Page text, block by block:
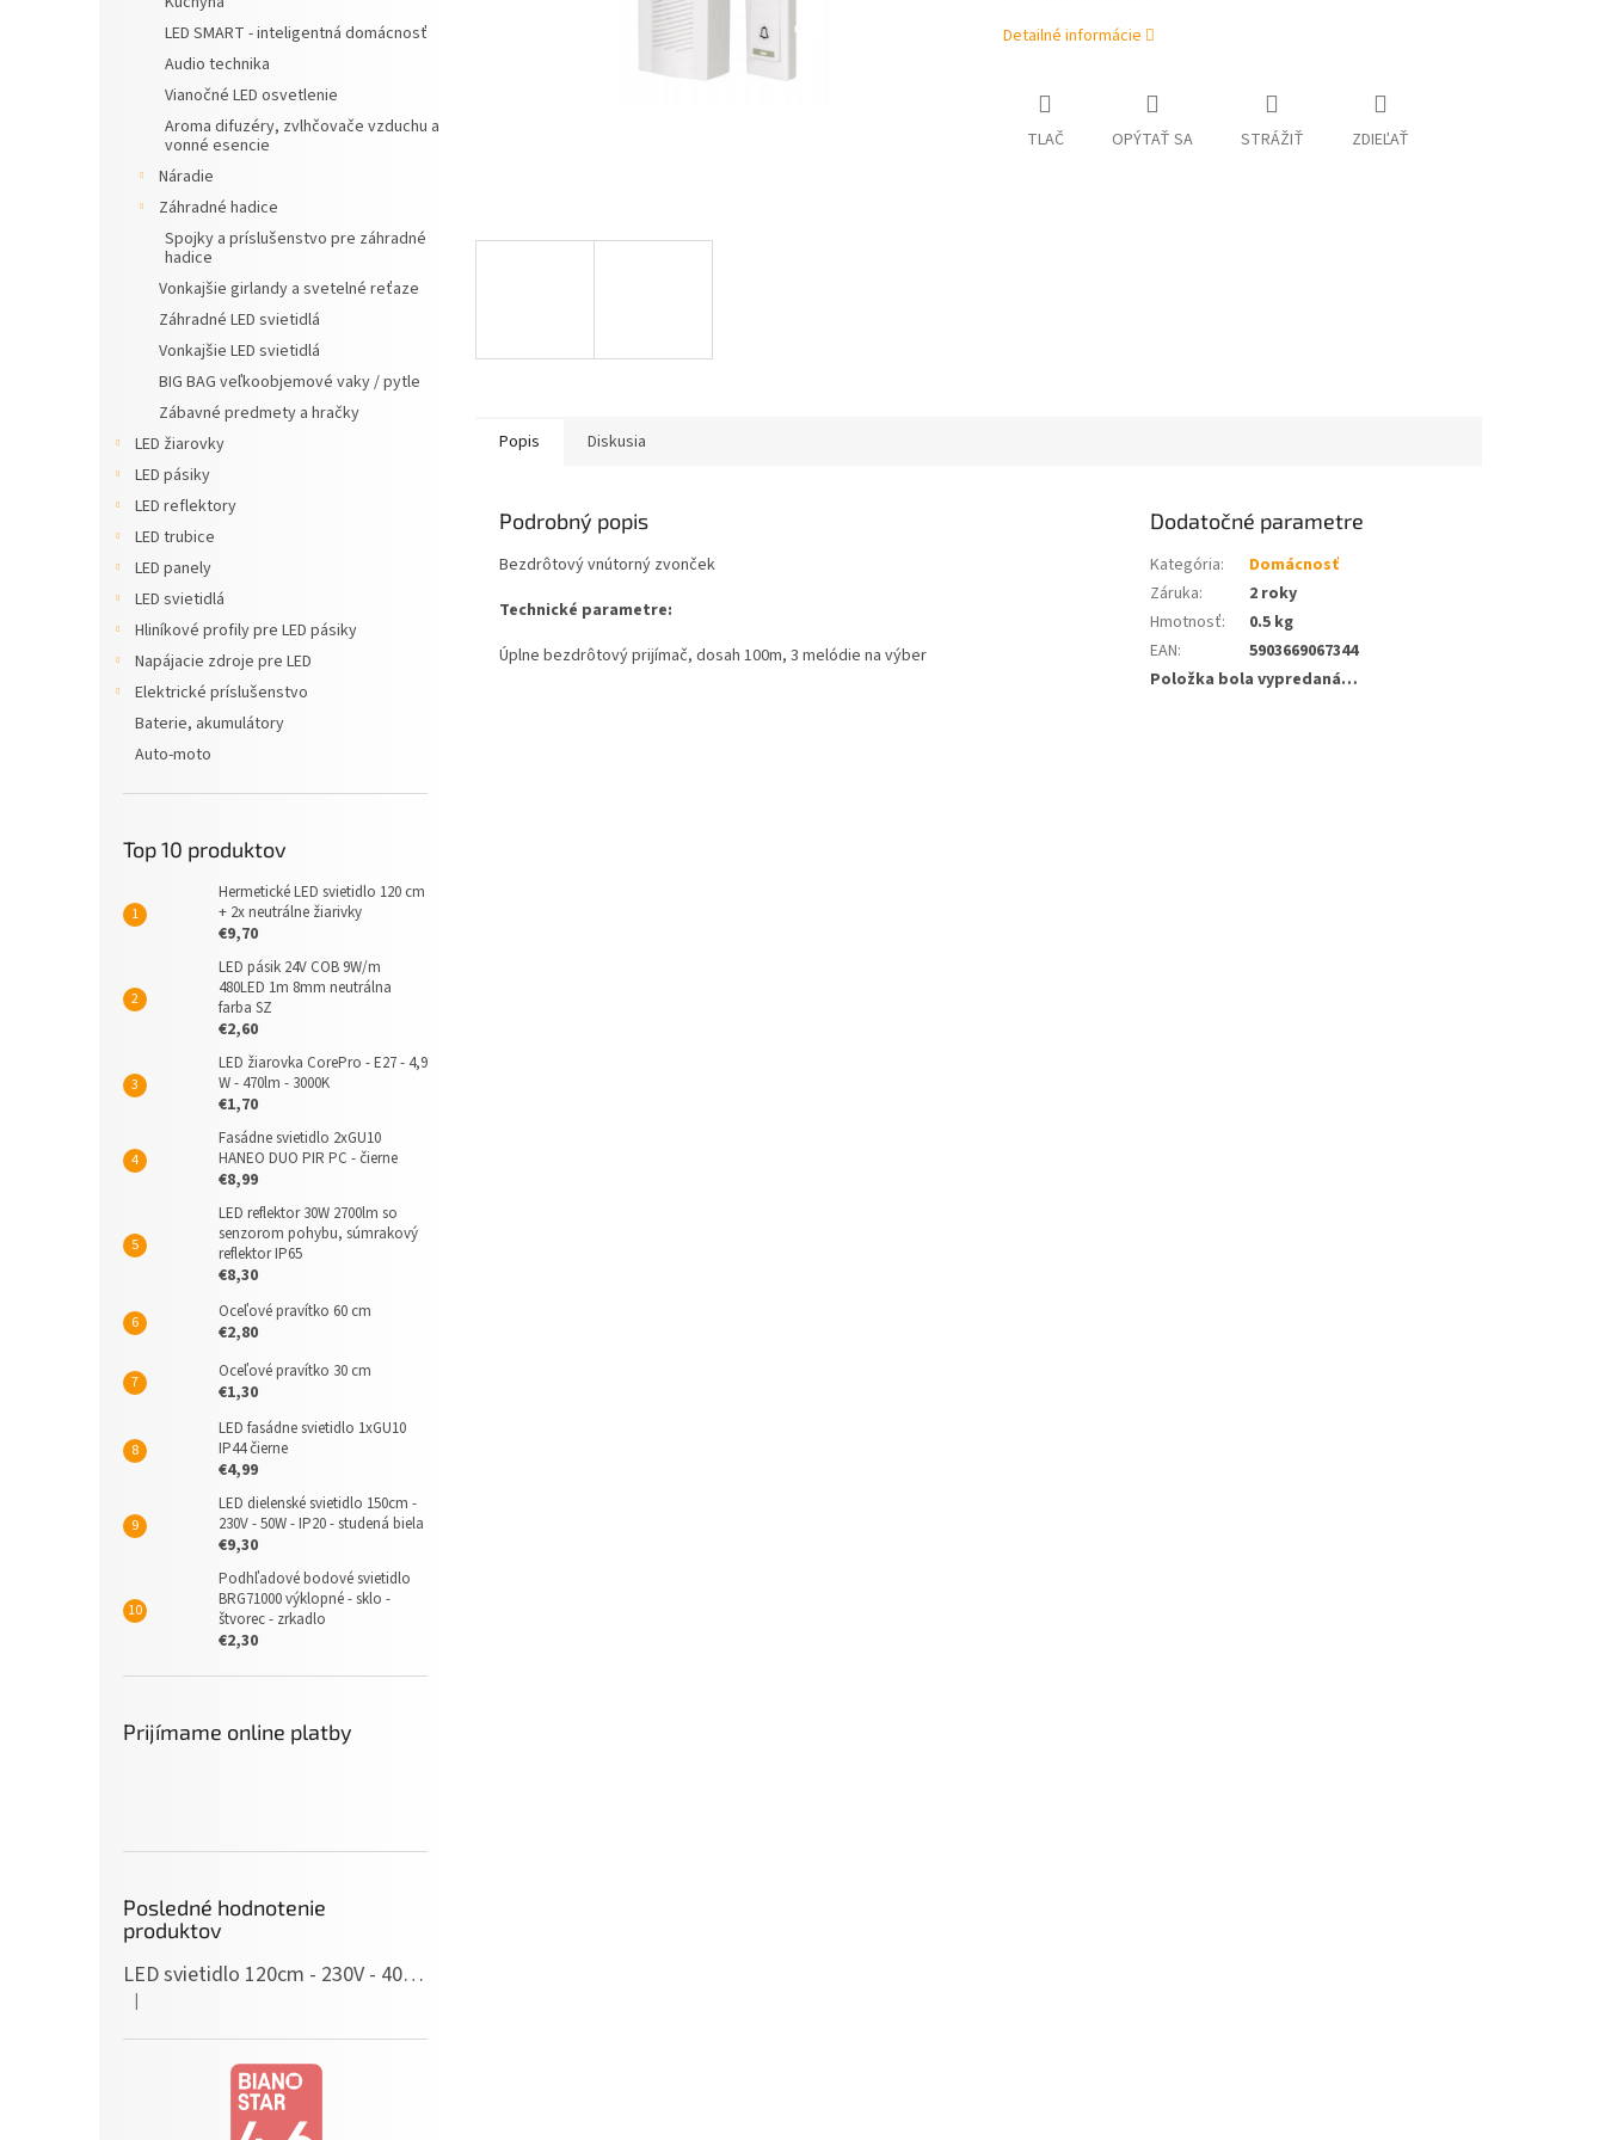
LED SMART - inteligentná domácnosť
Audio technika
Vianočné LED osvetlenie
Aroma difuzéry, zvlhčovače vzduchu a
vonné esencie
Náradie
Záhradné hadice
Spojky a príslušenstvo pre záhradné
hadice
Vonkajšie girlandy a svetelné reťaze
Záhradné LED svietidlá
Vonkajšie LED svietidlá
BIG BAG veľkoobjemové vaky / pytle
Zábavné predmety a hračky
LED žiarovky
LED pásiky
LED reflektory
LED trubice
LED panely
LED svietidlá
Hliníkové profily pre LED pásiky
Napájacie zdroje pre LED
Elektrické príslušenstvo
Baterie, akumulátory
Auto-moto
Top 10 produktov
Hermetické LED svietidlo 120 cm
+ 2x neutrálne žiarivky
€9,70
LED pásik 24V COB 9W/m
480LED 1m 8mm neutrálna
farba SZ
€2,60
LED žiarovka CorePro - E27 - 4,9
W - 470lm - 3000K
€1,70
Fasádne svietidlo 2xGU10
HANEO DUO PIR PC - čierne
€8,99
LED reflektor 30W 2700lm so
senzorom pohybu, súmrakový
reflektor IP65
€8,30
Oceľové pravítko 60 cm
€2,80
Oceľové pravítko 30 cm
€1,30
LED fasádne svietidlo 1xGU10
IP44 čierne
€4,99
LED dielenské svietidlo 150cm -
230V - 50W - IP20 - studená biela
€9,30
Podhľadové bodové svietidlo
BRG71000 výklopné - sklo -
štvorec - zrkadlo
€2,30
Prijímame online platby
Posledné hodnotenie
produktov
LED svietidlo 120cm - 230V - 40W - IP20 - neutrálna biela
Hodnotenie produktu je 5 z 5 hviezdičiek.
|
Detailné informácie
TLAČ OPÝTAŤ SA STRÁŽIŤ ZDIEĽAŤ
Popis Diskusia
Podrobný popis
Bezdrôtový vnútorný zvonček
Technické parametre:
Úplne bezdrôtový prijímač, dosah 100m, 3 melódie na výber
Dodatočné parametre
Kategória:
Domácnosť
Záruka:
2 roky
Hmotnosť:
0.5 kg
EAN:
5903669067344
Položka bola vypredaná…